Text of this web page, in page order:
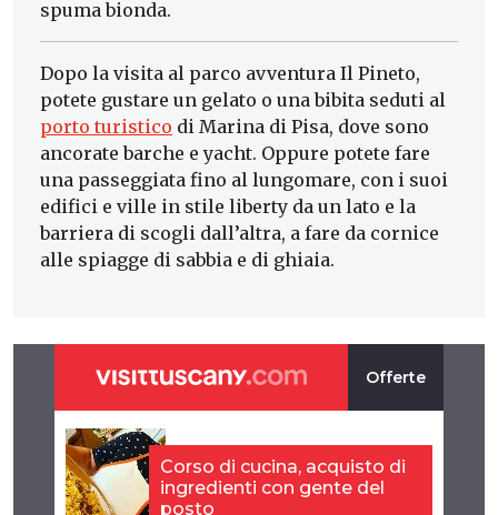
spuma bionda.
Dopo la visita al parco avventura Il Pineto,
potete gustare un gelato o una bibita seduti al
porto turistico di Marina di Pisa, dove sono
ancorate barche e yacht. Oppure potete fare
una passeggiata fino al lungomare, con i suoi
edifici e ville in stile liberty da un lato e la
barriera di scogli dall’altra, a fare da cornice
alle spiagge di sabbia e di ghiaia.